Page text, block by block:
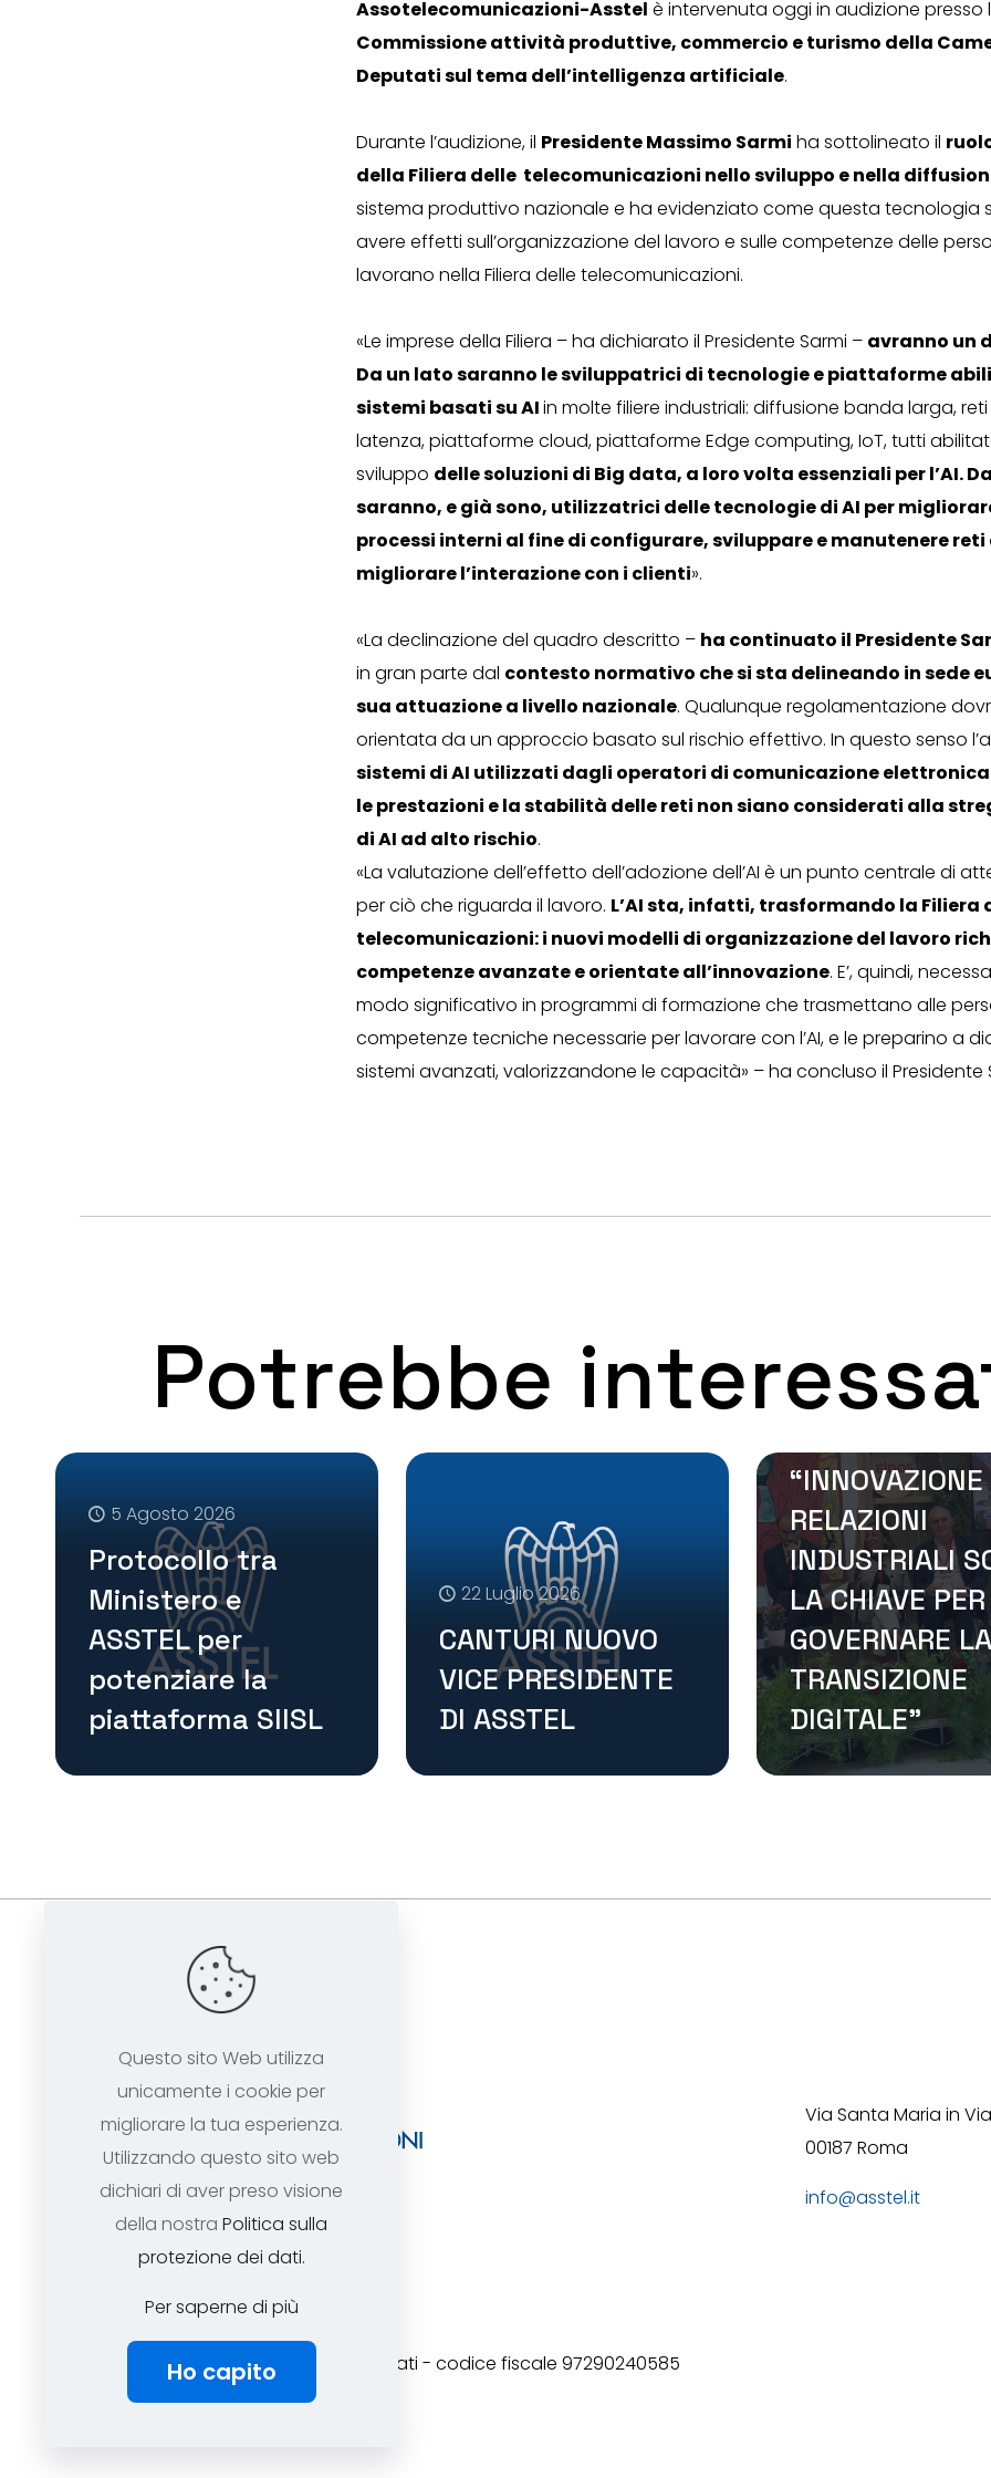
Assotelecomunicazioni-Asstel è intervenuta oggi in audizione presso
Commissione attività produttive, commercio e turismo della
Deputati sul tema dell’intelligenza artificiale.
Durante l’audizione, il Presidente Massimo Sarmi ha sottolineato il
della Filiera delle telecomunicazioni nello sviluppo e nella
sistema produttivo nazionale e ha evidenziato come questa tecnologia
avere effetti sull’organizzazione del lavoro e sulle competenze delle
lavorano nella Filiera delle telecomunicazioni.
«Le imprese della Filiera – ha dichiarato il Presidente Sarmi – avranno un
Da un lato saranno le sviluppatrici di tecnologie e piattaforme
sistemi basati su AIin molte filiere industriali: diffusione banda larga,
latenza, piattaforme cloud, piattaforme Edge computing, IoT, tutti
sviluppo delle soluzioni di Big data, a loro volta essenziali per l’AI.
saranno, e già sono, utilizzatrici delle tecnologie di AI per
processi interni al fine di configurare, sviluppare e manutenere reti
migliorare l’interazione con i clienti».
«La declinazione del quadro descritto – ha continuato il Presidente
in gran parte dal contesto normativo che si sta delineando in sede
sua attuazione a livello nazionale. Qualunque regolamentazione
orientata da un approccio basato sul rischio effettivo. In questo senso
sistemi di AI utilizzati dagli operatori di comunicazione
le prestazioni e la stabilità delle reti non siano considerati alla
di AI ad alto rischio.
«La valutazione dell’effetto dell’adozione dell’AI è un punto centrale di
per ciò che riguarda il lavoro. L’AI sta, infatti, trasformando la Filiera
telecomunicazioni: i nuovi modelli di organizzazione del lavoro
competenze avanzate e orientate all’innovazione. E’, quindi,
modo significativo in programmi di formazione che trasmettano alle
competenze tecniche necessarie per lavorare con l’AI, e le preparino a
sistemi avanzati, valorizzandone le capacità» – ha concluso il Presidente
Potrebbe
5 Agosto 2026
Protocollo tra
Ministero e
ASSTEL per
potenziare la
piattaforma SIISL
22 Luglio 2026
CANTURI NUOVO
VICE PRESIDENTE
DI ASSTEL
TLC, ASSTEL A
“LUCI SUL
“INNOVAZIONE
RELAZIONI
INDUSTRIALI
LA CHIAVE PER
GOVERNARE LA
TRANSIZIONE
DIGITALE”
Via Santa Maria in
00187 Roma
info@asstel.it
Copyright 2025 tutti i diritti risevati - codice fiscale 97290240585
Questo sito Web utilizza
unicamente i cookie per
migliorare la tua esperienza.
Utilizzando questo sito web
dichiari di aver preso visione
della nostra Politica sulla
protezione dei dati.
Per saperne di più
Ho capito